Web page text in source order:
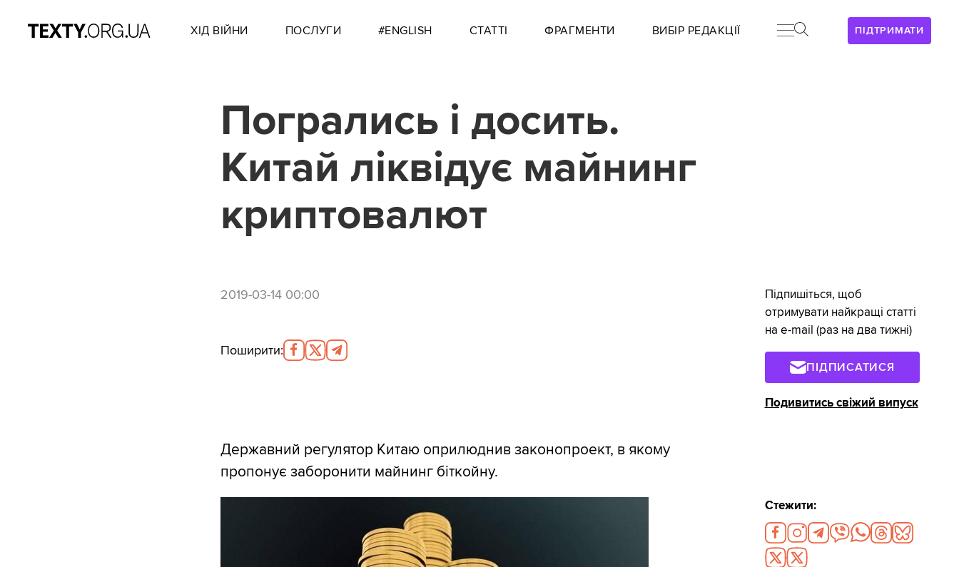
ПІДТРИМАТИ
ХІД ВІЙНИ ПОСЛУГИ #ENGLISH СТАТТІ ФРАГМЕНТИ ВИБІР РЕДАКЦІЇ
Погрались і досить.
Китай ліквідує майнинг
криптовалют
2019-03-14 00:00
Поширити:
Державний регулятор Китаю оприлюднив законопроект, в якому
пропонує заборонити майнинг біткойну.
Підпишіться, щоб
отримувати найкращі статті
на e-mail (раз на два тижні)
ПІДПИСАТИСЯ
Подивитись свіжий випуск
Стежити: